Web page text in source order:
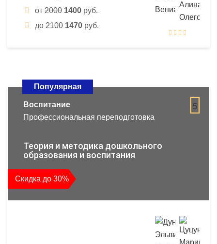
от 2000 1400 руб.
до 2100 1470 руб.
Популярная
5
Воспитание
Профессиональная переподготовка
Теория и методика дошкольного
образования и воспитания
Скидка до 30%